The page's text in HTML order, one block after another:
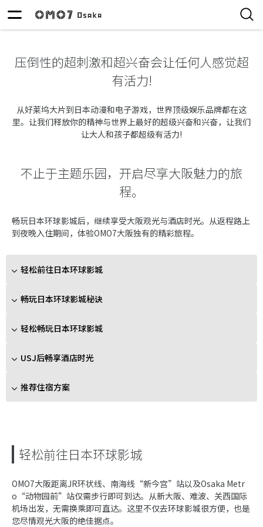
压倒性的超刺激和超兴奋会让任何人感觉超
有活力!
从好莱坞大片到日本动漫和电子游戏，世界顶级娱乐品牌都在这
里。让我们释放你的精神与世界上最好的超级兴奋和兴奋，让我们
让大人和孩子都超级有活力!
不止于主题乐园，开启尽享大阪魅力的旅
程。
畅玩日本环球影城后，继续享受大阪观光与酒店时光。从返程路上
到夜晚入住期间，体验OMO7大阪独有的精彩旅程。
轻松前往日本环球影城
畅玩日本环球影城秘诀
轻松畅玩日本环球影城
USJ后畅享酒店时光
推荐住宿方案
轻松前往日本环球影城
OMO7大阪距离JR环状线、南海线“新今宫”站以及Osaka Metr
o“动物园前”站仅需步行即可到达。从新大阪、难波、关西国际
机场出发，无需换乘即可直达。这里不仅去环球影城很方便，也是
您尽情观光大阪的绝佳据点。